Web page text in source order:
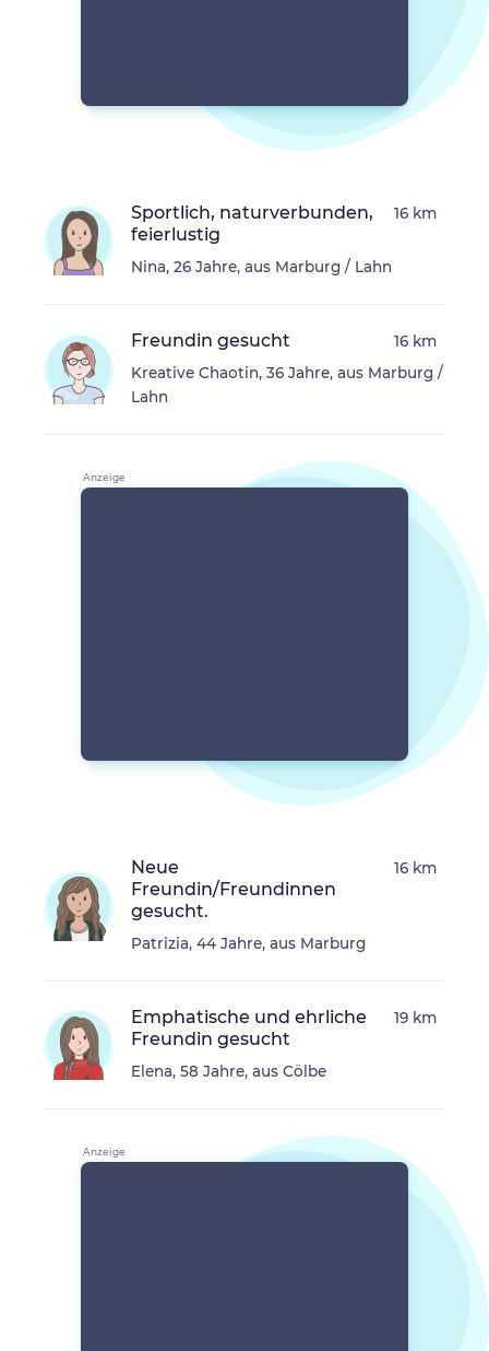
Sportlich, naturverbunden,
feierlustig
Nina, 26 Jahre, aus Marburg / Lahn
16 km
Freundin gesucht
Kreative Chaotin, 36 Jahre, aus Marburg /
Lahn
16 km
Neue
Freundin/Freundinnen
gesucht.
Patrizia, 44 Jahre, aus Marburg
16 km
Emphatische und ehrliche
Freundin gesucht
Elena, 58 Jahre, aus Cölbe
19 km